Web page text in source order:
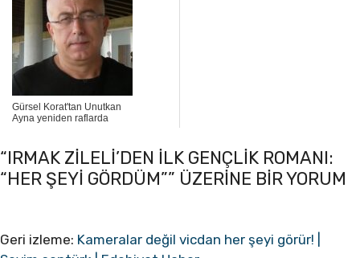
Gürsel Korat'tan Unutkan
Ayna yeniden raflarda
“IRMAK ZILELI’DEN ILK GENÇLIK ROMANI:
“HER ŞEYI GÖRDÜM”” ÜZERINE BIR YORUM
Geri izleme: Kameralar değil vicdan her şeyi görür! |